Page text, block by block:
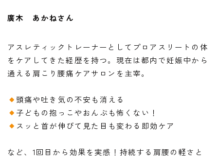
廣木 あかねさん
アスレティックトレーナーとしてプロアスリートの体
をケアしてきた経歴を持つ。現在は都内で妊娠中から
通える肩こり腰痛ケアサロンを主宰。
頭痛や吐き気の不安も消える
子どもの抱っこやおんぶも怖くない！
スッと首が伸びて見た目も変わる即効ケア
など、1回目から効果を実感！持続する肩腰の軽さと